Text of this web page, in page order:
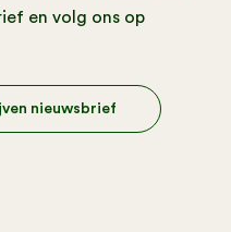
en volg ons op
nieuwsbrief